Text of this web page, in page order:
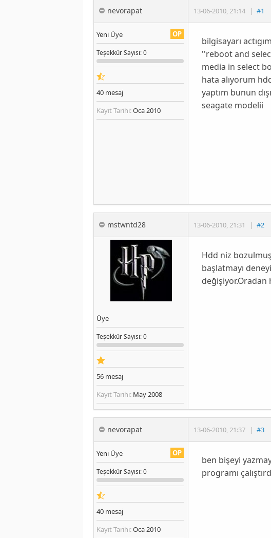
nevorapat 13-06-2010,21:14 | #1
OP
Yeni Üye
TeşekkürSayısı: 0
40 mesaj
Kayıt Tarihi:Oca 2010
bilgisayarı
''reboot and
media in select
hata alıyorum
yaptım bunun
seagate modelii
mstwntd28 13-06-2010,21:31 | #2
Üye
TeşekkürSayısı: 0
56 mesaj
Kayıt Tarihi: May 2008
Hdd niz
başlatmayı
değişiyor.Oradan
nevorapat 13-06-2010,21:37 | #3
OP
Yeni Üye
TeşekkürSayısı: 0
40 mesaj
Kayıt Tarihi:Oca 2010
ben bişeyi
programı